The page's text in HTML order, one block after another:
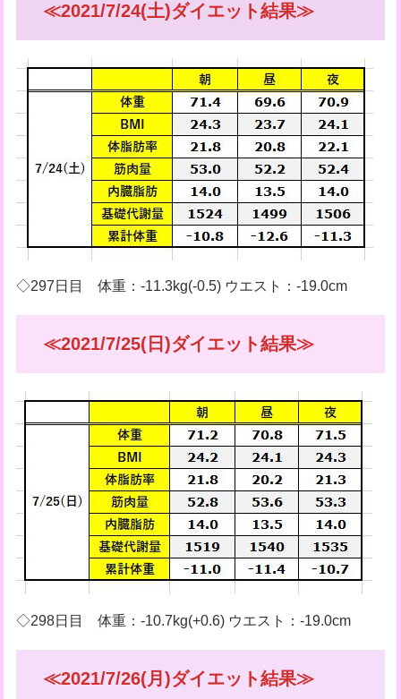
≪2021/7/24(土)ダイエット結果≫
◇297日目 体重：-11.3kg(-0.5) ウエスト：-19.0cm
≪2021/7/25(日)ダイエット結果≫
◇298日目 体重：-10.7kg(+0.6) ウエスト：-19.0cm
≪2021/7/26(月)ダイエット結果≫